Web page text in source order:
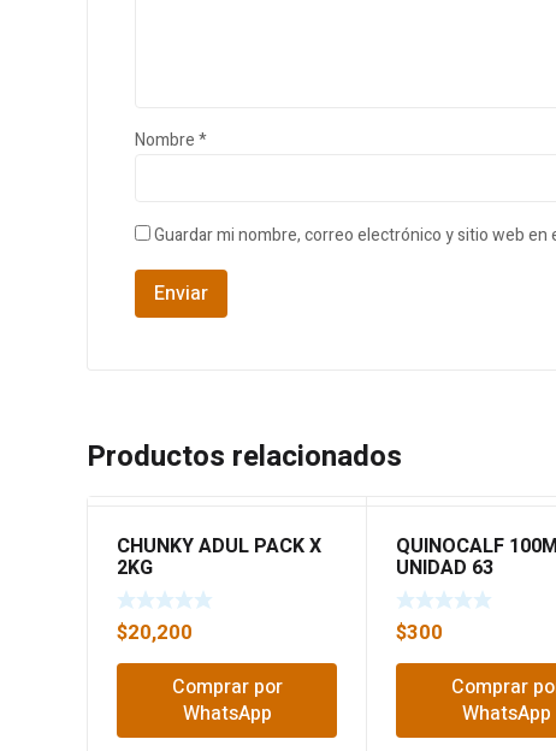
Nombre*
Guardar mi nombre, correo electrónico y sitio web
Productos relacionados
CHUNKY ADUL PACK X
2KG
$20,200
Comprar por
WhatsApp
QUINOCALF
UNIDAD 63
$300
Comprar
WhatsApp